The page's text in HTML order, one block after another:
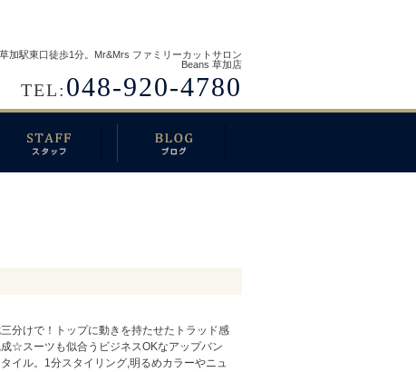
草加駅東口徒歩1分。Mr&Mrs ファミリーカットサロン
Beans 草加店
TEL: 048-920-4780
分けで！トップに動きを持たせたトラッド感
☆スーツも似合うビジネスOKなアップバン
イル。1分スタイリング,明るめカラーやニュ